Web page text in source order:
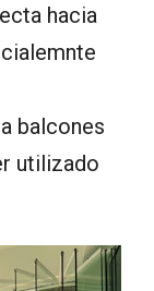
hacia
balcones
utilizado